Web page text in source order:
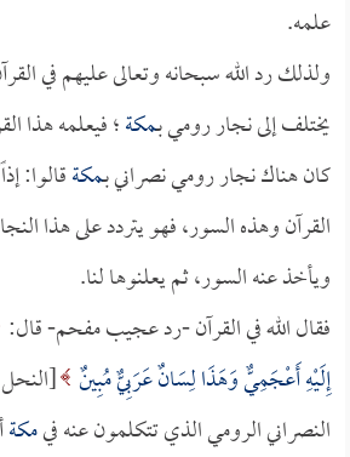
علمه.
ولذلك رد الله سبحانه وتعالى عليهم في
يختلف إلى نجار رومي بـمكة؛ فيعلمه هذا
كان هناك نجار رومي نصراني بـمكةقالوا:
القرآن وهذه السور، فهو يتردد على هذا
ويأخذ عنه السور، ثم يعلنوها لنا.
فقال الله في القرآن -رد عجيب مفحم- قال:
إِلَيْهِ أَعْجَمِيٌّ وَهَذَا لِسَانٌ عَرَبِيٌّ مُبِينٌ
النصراني الرومي الذي تتكلمون عنه فيمكة